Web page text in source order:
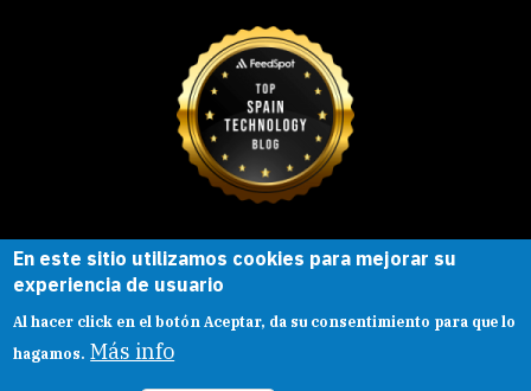
Esta obra está bajo una
Creative Commons
Reconocimiento-
CompartirIgual |
En este sitio utilizamos cookies para mejorar su
experiencia de usuario
Al hacer click en el botón Aceptar, da su consentimiento para que lo
hagamos. Más info